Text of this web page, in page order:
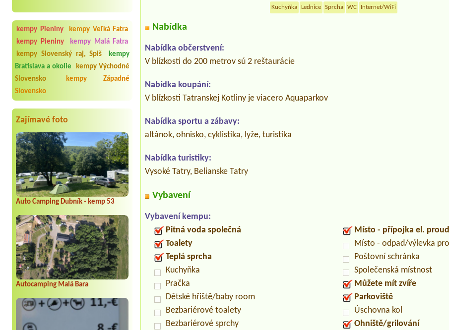
kempy Pieniny
kempy Veľká Fatra
kempy Pieniny
kempy Malá Fatra
kempy Slovenský raj, Spiš
kempy
Bratislava a okolie
kempy Východné
Slovensko
kempy Západné
Slovensko
Zajímavé foto
Auto Camping Dubník - kemp 53
Autocamping Malá Bara
Kuchyňka Lednice Sprcha WC Internet/WiFi
Nabídka
Nabídka občerstvení:
V blízkosti do 200 metrov sú 2 reštaurácie
Nabídka koupání:
V blízkosti Tatranskej Kotliny je viacero Aquaparkov
Nabídka sportu a zábavy:
altánok, ohnisko, cyklistika, lyže, turistika
Nabídka turistiky:
Vysoké Tatry, Belianske Tatry
Vybavení
Vybavení kempu:
Pitná voda společná
Toalety
Teplá sprcha
Kuchyňka
Pračka
Dětské hřiště/baby room
Bezbariérové toalety
Bezbariérové sprchy
Místo - přípojka el.
Místo - odpad/výlevka
Poštovní schránka
Společenská místnost
Můžete mít zvíře
Parkoviště
Úschovna kol
Ohniště/grilování